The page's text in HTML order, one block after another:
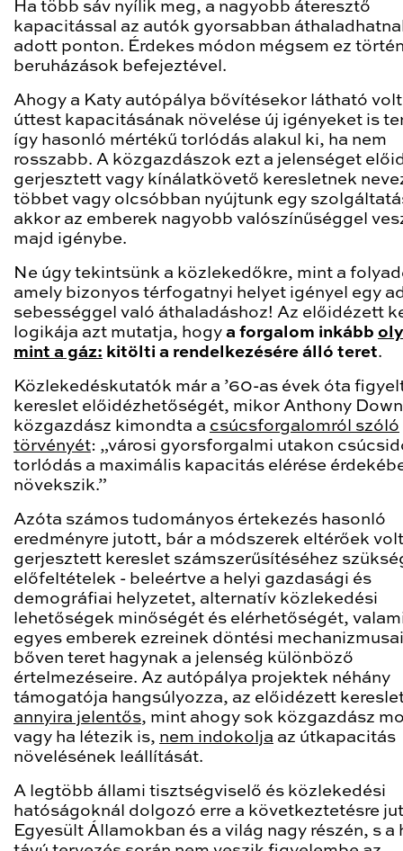
Ha több sáv nyílik meg, a nagyobb áteresztő
kapacitással az autók gyorsabban
adott ponton. Érdekes módon mégsem ez
beruházások befejeztével.
Ahogy a Katy autópálya bővítésekor látható
úttest kapacitásának növelése új igényeket is
így hasonló mértékű torlódás alakul ki, ha nem
rosszabb. A közgazdászok ezt a jelenséget
gerjesztett vagy kínálatkövető keresletnek
többet vagy olcsóbban nyújtunk egy
akkor az emberek nagyobb valószínűséggel
majd igénybe.
Ne úgy tekintsünk a közlekedőkre, mint a
amely bizonyos térfogatnyi helyet igényel egy
sebességgel való áthaladáshoz! Az előidézett
logikája azt mutatja, hogy a forgalom inkább
mint a gáz: kitölti a rendelkezésére álló teret.
Közlekedéskutatók már a ’60-as évek óta
kereslet előidézhetőségét, mikor Anthony
közgazdász kimondta a csúcsforgalomról szóló
törvényét: „városi gyorsforgalmi utakon
torlódás a maximális kapacitás elérése
növekszik.”
Azóta számos tudományos értekezés hasonló
eredményre jutott, bár a módszerek eltérőek
gerjesztett kereslet számszerűsítéséhez
előfeltételek - beleértve a helyi gazdasági és
demográfiai helyzetet, alternatív közlekedési
lehetőségek minőségét és elérhetőségét,
egyes emberek ezreinek döntési
bőven teret hagynak a jelenség különböző
értelmezéseire. Az autópálya projektek néhány
támogatója hangsúlyozza, az előidézett
annyira jelentős, mint ahogy sok közgazdász
vagy ha létezik is, nem indokolja az útkapacitás
növelésének leállítását.
A legtöbb állami tisztségviselő és közlekedési
hatóságoknál dolgozó erre a következtetésre
Egyesült Államokban és a világ nagy részén, s a